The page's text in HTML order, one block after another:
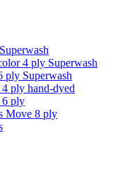
4 ply Superwash
ply Superwash
ply hand-dyed
6 ply
Move 8 ply